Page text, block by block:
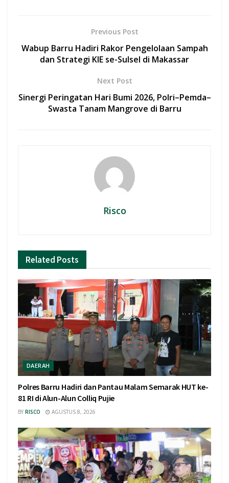
o
o
A
p
er l
Previous Post
Wabup Barru Hadiri Rakor Pengelolaan Sampah
dan Strategi KIE se-Sulsel di Makassar
Next Post
Sinergi Peringatan Hari Bumi 2026, Polri–Pemda–
Swasta Tanam Mangrove di Barru
Risco
Related Posts
DAERAH
Polres Barru Hadiri dan Pantau Malam Semarak HUT ke-
81 RI di Alun-Alun Colliq Pujie
BY RISCO AGUSTUS 8, 2026